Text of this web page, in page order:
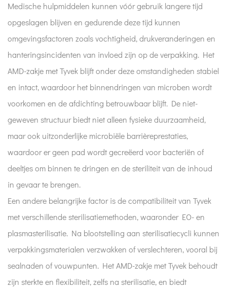
Medische hulpmiddelen kunnen vóór gebruik langere tijd
opgeslagen blijven en gedurende deze tijd kunnen
omgevingsfactoren zoals vochtigheid, drukveranderingen en
hanteringsincidenten van invloed zijn op de verpakking. Het
AMD-zakje met Tyvek blijft onder deze omstandigheden stabiel
en intact, waardoor het binnendringen van microben wordt
voorkomen en de afdichting betrouwbaar blijft. De niet-
geweven structuur biedt niet alleen fysieke duurzaamheid,
maar ook uitzonderlijke microbiële barrièreprestaties,
waardoor er geen pad wordt gecreëerd voor bacteriën of
deeltjes om binnen te dringen en de steriliteit van de inhoud
in gevaar te brengen.
Een andere belangrijke factor is de compatibiliteit van Tyvek
met verschillende sterilisatiemethoden, waaronder EO- en
plasmasterilisatie. Na blootstelling aan sterilisatiecycli kunnen
verpakkingsmaterialen verzwakken of verslechteren, vooral bij
sealnaden of vouwpunten. Het AMD-zakje met Tyvek behoudt
zijn sterkte en flexibiliteit, zelfs na sterilisatie, en biedt